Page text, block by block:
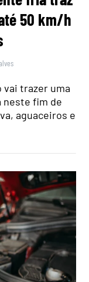
50 km/h
vai trazer uma
neste fim de
aguaceiros e